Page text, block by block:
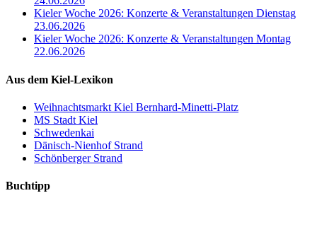
Kieler Woche 2026: Konzerte & Veranstaltungen Dienstag
23.06.2026
Kieler Woche 2026: Konzerte & Veranstaltungen Montag
22.06.2026
Aus dem Kiel-Lexikon
Weihnachtsmarkt Kiel Bernhard-Minetti-Platz
MS Stadt Kiel
Schwedenkai
Dänisch-Nienhof Strand
Schönberger Strand
Buchtipp